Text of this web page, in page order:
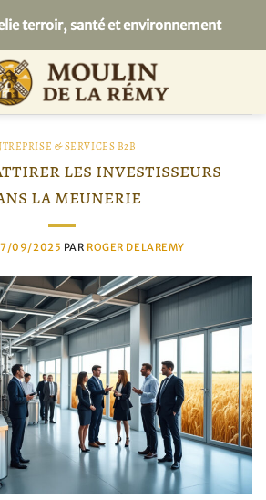
terroir, santé et environnement
& SERVICES B2B
les investisseurs
la meunerie
09/2025 PAR ROGER DELAREMY